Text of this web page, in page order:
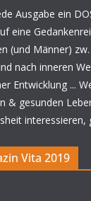
Ausgabe ein
eine
(und Männer)
nach inneren
Entwicklung ...
& gesunden
interessieren,
Vita 2019